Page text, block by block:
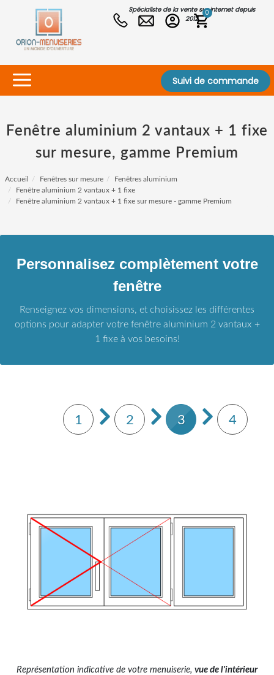
Spécialiste de la vente sur internet depuis
2012
0
Suivi de commande
Fenêtre aluminium 2 vantaux + 1 fixe
sur mesure, gamme Premium
Accueil Fenêtres sur mesure
Fenêtres aluminium
Fenêtre aluminium 2 vantaux + 1 fixe
Fenêtre aluminium 2 vantaux + 1 fixe sur mesure - gamme Premium
Personnalisez complètement votre
fenêtre
Renseignez vos dimensions, et choisissez les différentes
options pour adapter votre fenêtre aluminium 2 vantaux +
1 fixe à vos besoins!
1 2 3 4
Représentation indicative de votre menuiserie, vue de l'intérieur